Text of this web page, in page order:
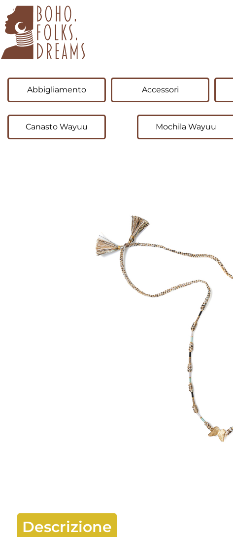
Abbigliamento Accessori
Canasto Wayuu Mochila Wayuu
Descrizione